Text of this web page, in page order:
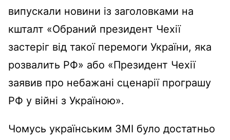
випускали новини із заголовками на
кшталт «Обраний президент Чехії
застеріг від такої перемоги України, яка
розвалить РФ» або «Президент Чехії
заявив про небажані сценарії програшу
РФ у війні з Україною».
Чомусь українським ЗМІ було достатньо